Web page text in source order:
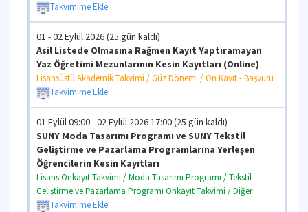
Takvimime Ekle
01 - 02 Eylül 2026 (25 gün kaldı)
Asil Listede Olmasına Rağmen Kayıt Yaptıramayan
Yaz Öğretimi Mezunlarının Kesin Kayıtları (Online)
Lisansüstü Akademik Takvimi / Güz Dönemi / Ön Kayıt - Başvuru
Takvimime Ekle
01 Eylül 09:00 - 02 Eylül 2026 17:00 (25 gün kaldı)
SUNY Moda Tasarımı Programı ve SUNY Tekstil
Geliştirme ve Pazarlama Programlarına Yerleşen
Öğrencilerin Kesin Kayıtları
Lisans Önkayıt Takvimi / Moda Tasarımı Programı / Tekstil
Geliştirme ve Pazarlama Programı Önkayıt Takvimi / Diğer
Takvimime Ekle